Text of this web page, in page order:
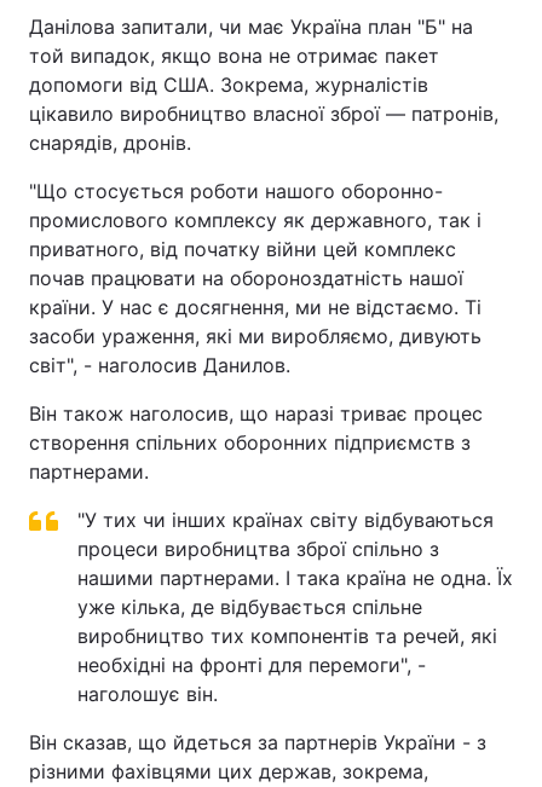
Данілова запитали, чи має Україна план "Б" на
той випадок, якщо вона не отримає пакет
допомоги від США. Зокрема, журналістів
цікавило виробництво власної зброї — патронів,
снарядів, дронів.
"Що стосується роботи нашого оборонно-
промислового комплексу як державного, так і
приватного, від початку війни цей комплекс
почав працювати на обороноздатність нашої
країни. У нас є досягнення, ми не відстаємо. Ті
засоби ураження, які ми виробляємо, дивують
світ", - наголосив Данилов.
Він також наголосив, що наразі триває процес
створення спільних оборонних підприємств з
партнерами.
"У тих чи інших країнах світу відбуваються
процеси виробництва зброї спільно з
нашими партнерами. І така країна не одна. Їх
уже кілька, де відбувається спільне
виробництво тих компонентів та речей, які
необхідні на фронті для перемоги", -
наголошує він.
Він сказав, що йдеться за партнерів України - з
різними фахівцями цих держав, зокрема,